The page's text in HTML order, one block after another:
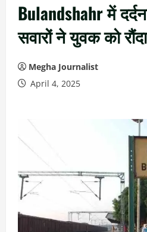
Bulandshahr में
सवारों ने युवक को
Megha Journalist
April 4, 2025